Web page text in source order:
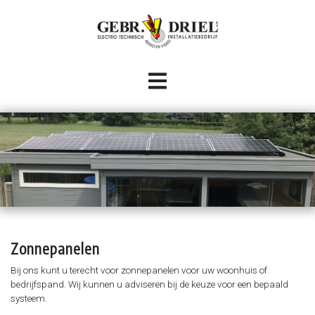
HOME
INSTALLATIE
Woningbouw
Utiliteit
Industrie
Inbraak- en brandmeldinstallaties
Domotica systemen
Data-netwerken
BESTURINGSTECHNIEK
Industriële automatisering
Bekabelingswerkzaamheden (industrieel en HVAC)
CONTACT
Zonnepanelen
Bij ons kunt u terecht voor zonnepanelen voor uw woonhuis of
bedrijfspand. Wij kunnen u adviseren bij de keuze voor een bepaald
systeem.